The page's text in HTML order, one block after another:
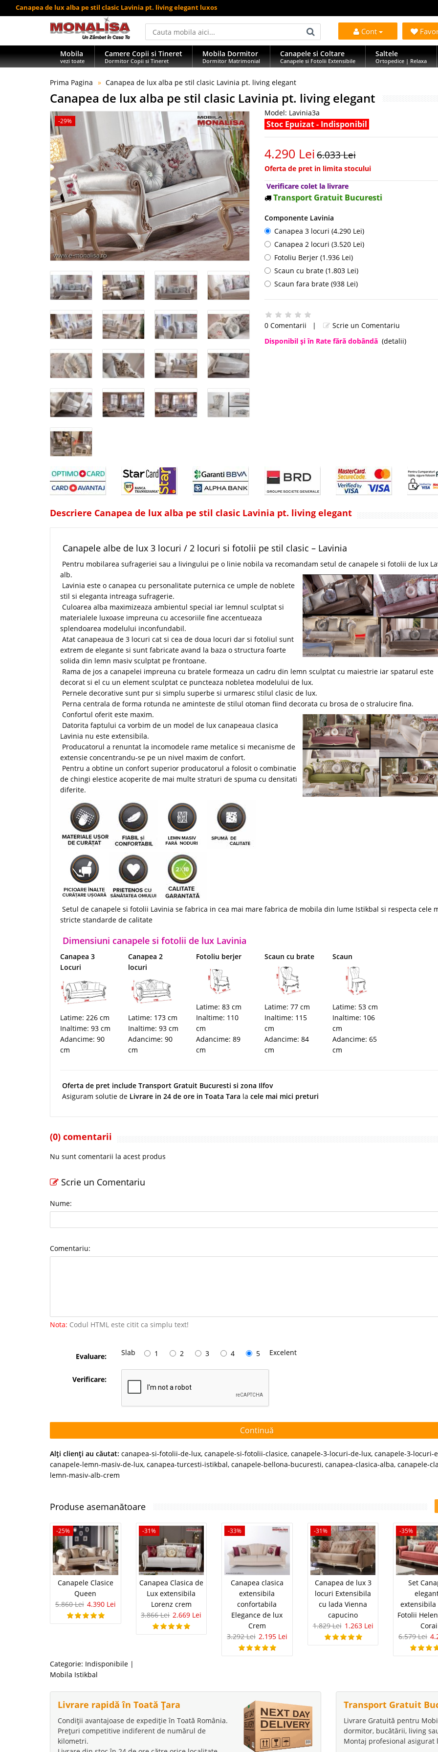
Canapea de lux alba pe stil clasic Lavinia pt. living elegant luxos
Cont
Mobila
vezi toate
Camere Copii si Tineret
Dormitor Copii si Tineret
Mobila Dormitor
Dormitor Matrimonial
Canapele si Coltare
Canapele si Fotolii Extensibile
Saltele
Ortopedice | Relaxa
Prima Pagina Canapea de lux alba pe stil clasic Lavinia pt. living elegant
Canapea de lux alba pe stil clasic Lavinia pt. living elegant
-29%
Model: Lavinia3a
Stoc Epuizat - Indisponibil
4.290 Lei6.033 Lei
Oferta de pret in limita stocului
Verificare colet la livrare
Transport Gratuit Bucuresti
Componente Lavinia
Canapea 3 locuri (4.290 Lei)
Canapea 2 locuri (3.520 Lei)
Fotoliu Berjer (1.936 Lei)
Scaun cu brate (1.803 Lei)
Scaun fara brate (938 Lei)
0 Comentarii |
Scrie un Comentariu
Disponibil şi în Rate fără dobândă (detalii)
Descriere Canapea de lux alba pe stil clasic Lavinia pt. living elegant
Canapele albe de lux 3 locuri / 2 locuri si fotolii pe stil clasic – Lavinia
Pentru mobilarea sufrageriei sau a livingului pe o linie nobila va recomandam setul de canapele si fotolii de lux
alb.
Lavinia este o canapea cu personalitate puternica ce umple de noblete
stil si eleganta intreaga sufragerie.
Culoarea alba maximizeaza ambientul special iar lemnul sculptat si
materialele luxoase impreuna cu accesoriile fine accentueaza
splendoarea modelului inconfundabil.
Atat canapeaua de 3 locuri cat si cea de doua locuri dar si fotoliul sunt
extrem de elegante si sunt fabricate avand la baza o structura foarte
solida din lemn masiv sculptat pe frontoane.
Rama de jos a canapelei impreuna cu bratele formeaza un cadru din lemn sculptat cu maiestrie iar spatarul este
decorat si el cu un element sculptat ce puncteaza nobletea modelului de lux.
Pernele decorative sunt pur si simplu superbe si urmaresc stilul clasic de lux.
Perna centrala de forma rotunda ne aminteste de stilul otoman fiind decorata cu brosa de o stralucire fina.
Confortul oferit este maxim.
Datorita faptului ca vorbim de un model de lux canapeaua clasica
Lavinia nu este extensibila.
Producatorul a renuntat la incomodele rame metalice si mecanisme de
extensie concentrandu-se pe un nivel maxim de confort.
Pentru a obtine un confort superior producatorul a folosit o combinatie
de chingi elestice acoperite de mai multe straturi de spuma cu densitati
diferite.
Setul de canapele si fotolii Lavinia se fabrica in cea mai mare fabrica de mobila din lume Istikbal si respecta cele
stricte standarde de calitate
Dimensiuni canapele si fotolii de lux Lavinia
Canapea 3
Locuri
Latime: 226 cm
Inaltime: 93 cm
Adancime: 90
cm
Canapea 2
locuri
Latime: 173 cm
Inaltime: 93 cm
Adancime: 90
cm
Fotoliu berjer
Latime: 83 cm
Inaltime: 110
cm
Adancime: 89
cm
Scaun cu brate
Latime: 77 cm
Inaltime: 115
cm
Adancime: 84
cm
Scaun
Latime: 53 cm
Inaltime: 106
cm
Adancime: 65
cm
Oferta de pret include Transport Gratuit Bucuresti si zona Ilfov
Asiguram solutie de Livrare in 24 de ore in Toata Tara la cele mai mici preturi
(0) comentarii
Nu sunt comentarii la acest produs
Scrie un Comentariu
Nume:
Comentariu:
Nota: Codul HTML este citit ca simplu text!
Evaluare: Slab 1 2 3 4 5 Excelent
Verificare:
Continuă
Alţi clienţi au căutat: canapea-si-fotolii-de-lux, canapele-si-fotolii-clasice, canapele-3-locuri-de-lux, canapele-3-locuri-
canapele-lemn-masiv-de-lux, canapea-turcesti-istikbal, canapele-bellona-bucuresti, canapea-clasica-alba, canapele-
lemn-masiv-alb-crem
Produse asemanătoare
-25%
Canapele Clasice
Queen
5.860 Lei 4.390 Lei
-31%
Canapea Clasica de
Lux extensibila
Lorenz crem
3.866 Lei 2.669 Lei
-33%
Canapea clasica
extensibila
confortabila
Elegance de lux
Crem
3.292 Lei 2.195 Lei
-31%
Canapea de lux 3
locuri Extensibila
cu lada Vienna
capucino
1.829 Lei 1.263 Lei
-35%
Set
extensibila
Fotolii
Corai
6.579 Lei
Categorie: Indisponibile |
Mobila Istikbal
Livrare rapidă în Toată Țara
Condiții avantajoase de expediție în Toată România.
Prețuri competitive indiferent de numărul de
kilometri.
Transport Gratuit
Livrare Gratuită pentru
dormitor, bucătării, living
Montaj profesional asigurat